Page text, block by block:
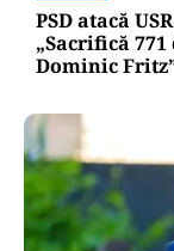
PSD atacă
„Sacrifică
Dominic